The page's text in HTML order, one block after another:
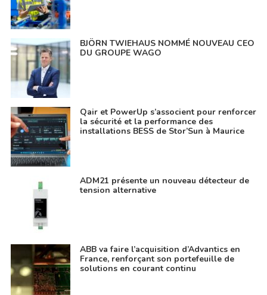
BJÖRN TWIEHAUS NOMMÉ NOUVEAU CEO
DU GROUPE WAGO
Qair et PowerUp s’associent pour renforcer
la sécurité et la performance des
installations BESS de Stor’Sun à Maurice
ADM21 présente un nouveau détecteur de
tension alternative
ABB va faire l’acquisition d’Advantics en
France, renforçant son portefeuille de
solutions en courant continu